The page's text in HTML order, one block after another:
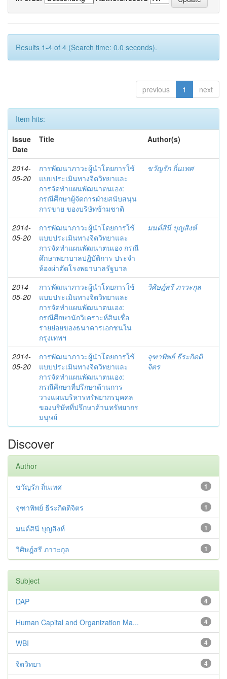
Results 1-4 of 4 (Search time: 0.0 seconds).
previous 1 next
Item hits:
Issue
Date
Title Author(s)
2014-
05-20
การพัฒนาภาวะผู้นำโดยการใช้
แบบประเมินทางจิตวิทยาและ
การจัดทำแผนพัฒนาตนเอง:
กรณีศึกษาผู้จัดการฝ่ายสนับสนุน
การขาย ของบริษัทข้ามชาติ
ขวัญรัก ถิ่นเทศ
2014-
05-20
การพัฒนาภาวะผู้นำโดยการใช้
แบบประเมินทางจิตวิทยาและ
การจัดทำแผนพัฒนาตนเอง กรณี
ศึกษาพยาบาลปฏิบัติการ ประจำ
ห้องผ่าตัดโรงพยาบาลรัฐบาล
มนต์สินี บุญสิงห์
2014-
05-20
การพัฒนาภาวะผู้นำโดยการใช้
แบบประเมินทางจิตวิทยาและ
การจัดทำแผนพัฒนาตนเอง:
กรณีศึกษานักวิเคราะห์สินเชื่อ
รายย่อยของธนาคารเอกชนใน
กรุงเทพฯ
วิศิษฎ์สรี ภาวะกุล
2014-
05-20
การพัฒนาภาวะผู้นำโดยการใช้
แบบประเมินทางจิตวิทยาและ
การจัดทำแผนพัฒนาตนเอง:
กรณีศึกษาที่ปรึกษาด้านการ
วางแผนบริหารทรัพยากรบุคคล
ของบริษัทที่ปรึกษาด้านทรัพยากร
มนุษย์
จุฑาพิพย์ ธีระกิตติ
จิตร
Discover
Author
1
ขวัญรัก ถิ่นเทศ
1
จุฑาพิพย์ ธีระกิตติจิตร
1
มนต์สินี บุญสิงห์
1
วิศิษฎ์สรี ภาวะกุล
Subject
4
DAP
4
Human Capital and Organization Ma...
4
WBI
4
จิตวิทยา